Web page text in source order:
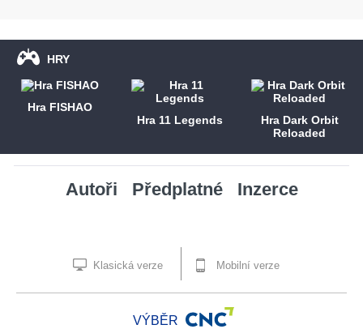
HRY
Hra FISHAO
Hra 11 Legends
Hra Dark Orbit
Reloaded
Autoři Předplatné Inzerce
Klasická verze Mobilní verze
VÝBĚR